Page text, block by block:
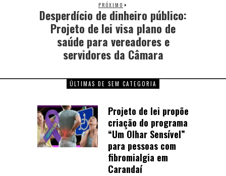
PRÓXIMO
Desperdício de dinheiro público:
Projeto de lei visa plano de
saúde para vereadores e
servidores da Câmara
ÚLTIMAS DE SEM CATEGORIA
Projeto de lei propõe
criação do programa
“Um Olhar Sensível”
para pessoas com
fibromialgia em
Carandaí